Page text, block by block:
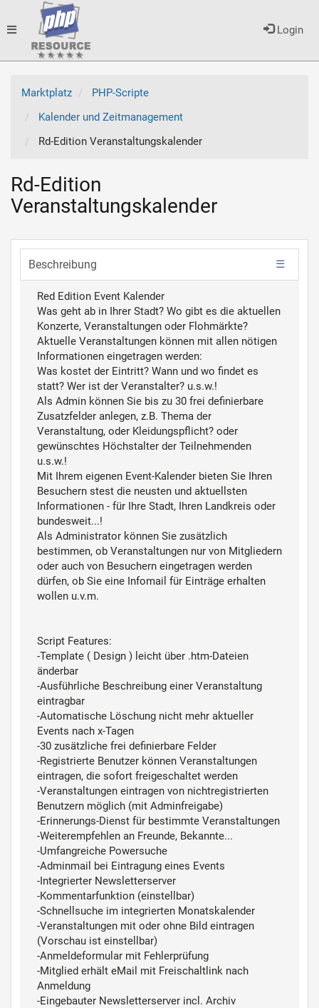
Login
Toggle
navigation
Marktplatz
PHP-Scripte
Kalender und Zeitmanagement
Rd-Edition Veranstaltungskalender
Rd-Edition
Veranstaltungskalender
Beschreibung
Red Edition Event Kalender
Was geht ab in Ihrer Stadt? Wo gibt es die aktuellen
Konzerte, Veranstaltungen oder Flohmärkte?
Aktuelle Veranstaltungen können mit allen nötigen
Informationen eingetragen werden:
Was kostet der Eintritt? Wann und wo findet es
statt? Wer ist der Veranstalter? u.s.w.!
Als Admin können Sie bis zu 30 frei definierbare
Zusatzfelder anlegen, z.B. Thema der
Veranstaltung, oder Kleidungspflicht? oder
gewünschtes Höchstalter der Teilnehmenden
u.s.w.!
Mit Ihrem eigenen Event-Kalender bieten Sie Ihren
Besuchern stest die neusten und aktuellsten
Informationen - für Ihre Stadt, Ihren Landkreis oder
bundesweit...!
Als Administrator können Sie zusätzlich
bestimmen, ob Veranstaltungen nur von Mitgliedern
oder auch von Besuchern eingetragen werden
dürfen, ob Sie eine Infomail für Einträge erhalten
wollen u.v.m.
Script Features:
-Template ( Design ) leicht über .htm-Dateien
änderbar
-Ausführliche Beschreibung einer Veranstaltung
eintragbar
-Automatische Löschung nicht mehr aktueller
Events nach x-Tagen
-30 zusätzliche frei definierbare Felder
-Registrierte Benutzer können Veranstaltungen
eintragen, die sofort freigeschaltet werden
-Veranstaltungen eintragen von nichtregistrierten
Benutzern möglich (mit Adminfreigabe)
-Erinnerungs-Dienst für bestimmte Veranstaltungen
-Weiterempfehlen an Freunde, Bekannte...
-Umfangreiche Powersuche
-Adminmail bei Eintragung eines Events
-Integrierter Newsletterserver
-Kommentarfunktion (einstellbar)
-Schnellsuche im integrierten Monatskalender
-Veranstaltungen mit oder ohne Bild eintragen
(Vorschau ist einstellbar)
-Anmeldeformular mit Fehlerprüfung
-Mitglied erhält eMail mit Freischaltlink nach
Anmeldung
-Eingebauter Newsletterserver incl. Archiv